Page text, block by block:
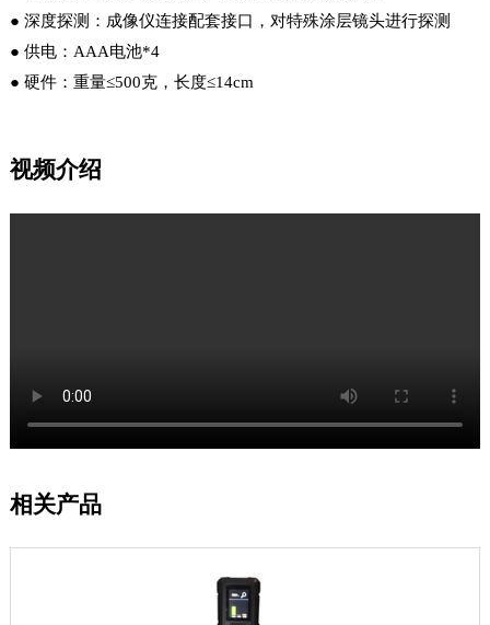
● 深度探测：成像仪连接配套接口，对特殊涂层镜头进行探测
● 供电：AAA电池*4
● 硬件：重量≤500克，长度≤14cm
视频介绍
相关产品